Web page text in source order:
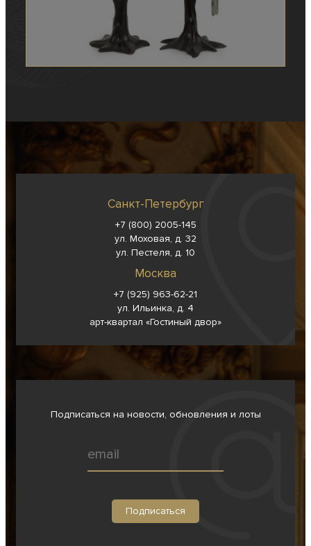
Санкт-Петербург
+7 (800) 2005-145
ул. Моховая, д. 32
ул. Пестеля, д. 10
Москва
+7 (925) 963-62-21
ул. Ильинка, д. 4
арт-квартал «Гостиный двор»
Подписаться на новости, обновления и лоты